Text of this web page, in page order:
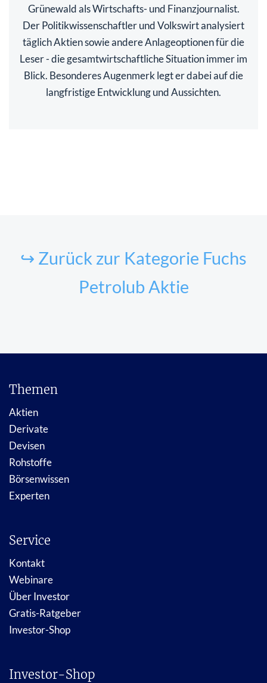
Grünewald als Wirtschafts- und Finanzjournalist.
Der Politikwissenschaftler und Volkswirt analysiert
täglich Aktien sowie andere Anlageoptionen für die
Leser - die gesamtwirtschaftliche Situation immer im
Blick. Besonderes Augenmerk legt er dabei auf die
langfristige Entwicklung und Aussichten.
↪ Zurück zur Kategorie Fuchs
Petrolub Aktie
Themen
Aktien
Derivate
Devisen
Rohstoffe
Börsenwissen
Experten
Service
Kontakt
Webinare
Über Investor
Gratis-Ratgeber
Investor-Shop
Investor-Shop